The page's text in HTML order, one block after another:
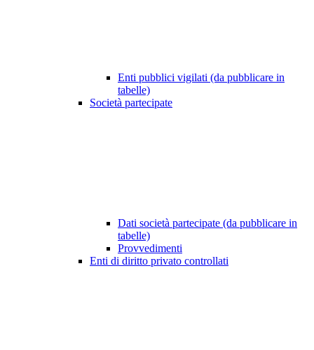
Enti pubblici vigilati (da pubblicare in
tabelle)
Società partecipate
Dati società partecipate (da pubblicare in
tabelle)
Provvedimenti
Enti di diritto privato controllati